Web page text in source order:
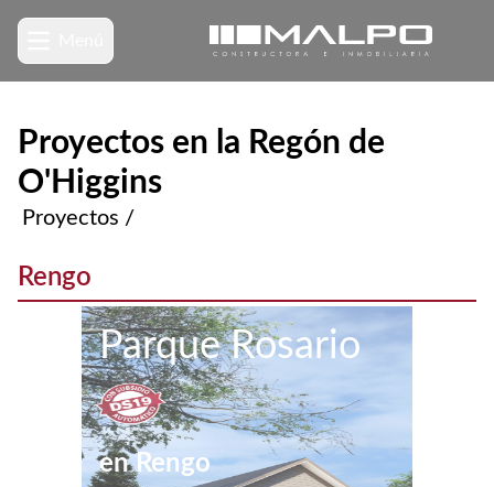
Proyectos en la Regón de
O'Higgins
Proyectos /
Rengo
Parque Rosario
en Rengo